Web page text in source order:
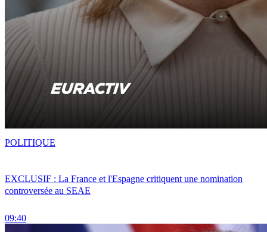
EXCLUSIF : La France et l'Espagne critiquent une nomination
controversée au SEAE
09:40
POLITIQUE